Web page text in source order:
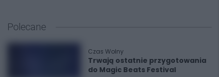
Polecane
Czas Wolny
Trwają ostatnie przygotowania
do Magic Beats Festival